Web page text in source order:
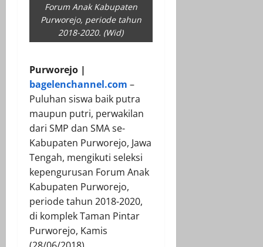
Forum Anak Kabupaten
Purworejo, periode tahun
2018-2020. (Wid)
Purworejo |
bagelenchannel.com –
Puluhan siswa baik putra
maupun putri, perwakilan
dari SMP dan SMA se-
Kabupaten Purworejo, Jawa
Tengah, mengikuti seleksi
kepengurusan Forum Anak
Kabupaten Purworejo,
periode tahun 2018-2020,
di komplek Taman Pintar
Purworejo, Kamis